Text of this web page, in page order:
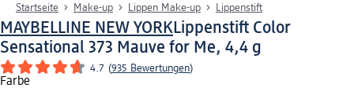
Startseite Make-up Lippen Make-up Lippenstift
MAYBELLINE NEW YORKLippenstift Color
Sensational 373 Mauve for Me, 4,4 g
4.7 (935 Bewertungen)
Farbe